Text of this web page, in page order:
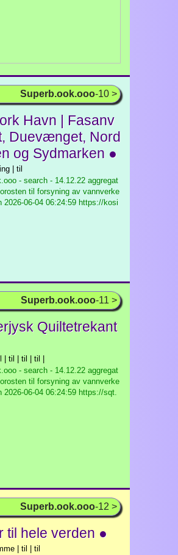
Superb.ook.ooo-10 >
Havn | Fasanv
Duevænget, Nord
og Sydmarken ●
| til
- search - 14.12.22 aggregat
til forsyning av vannverke
2026-06-04 06:24:59 https://kosi
Superb.ook.ooo-11 >
Quiltetrekant
| til | til | til |
- search - 14.12.22 aggregat
til forsyning av vannverke
2026-06-04 06:24:59 https://sqt.
Superb.ook.ooo-12 >
til hele verden ●
| til | til